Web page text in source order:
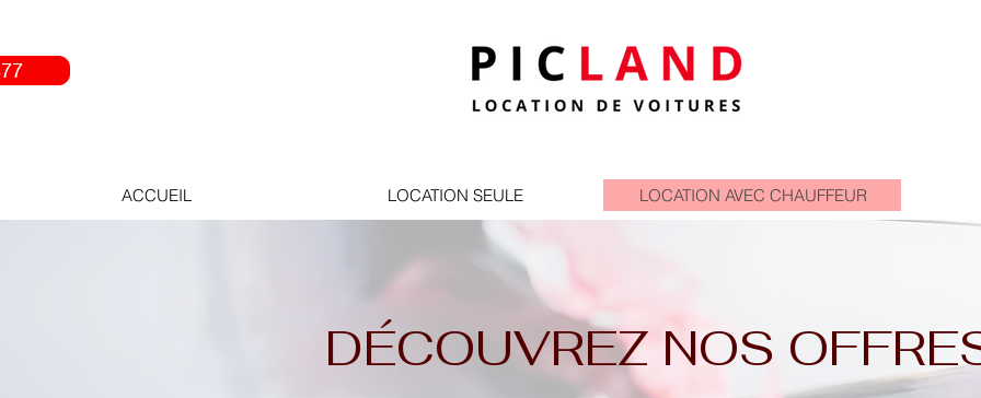
ACCUEIL LOCATION SEULE LOCATION AVEC CHAUFFEUR
DÉCOUVREZ NOS